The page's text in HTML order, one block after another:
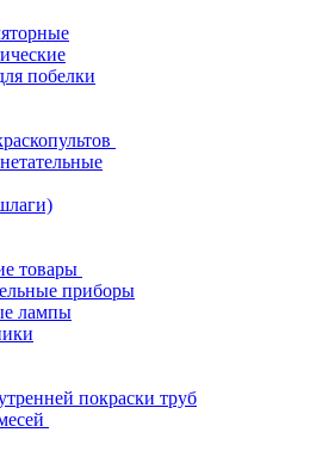
побелки
товары
приборы
лампы
покраски труб